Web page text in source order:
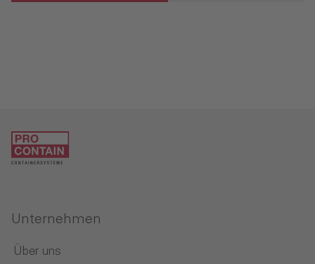
Unternehmen
Über uns